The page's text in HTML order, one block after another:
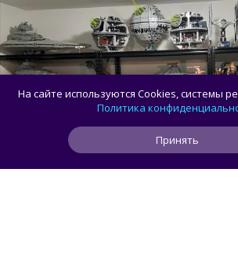
На сайте используются Cookies, системы
Политика
Принять